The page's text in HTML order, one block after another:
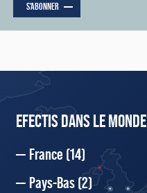
S'ABONNER
EFECTIS DANS LE MONDE
France (14)
Pays-Bas(2)